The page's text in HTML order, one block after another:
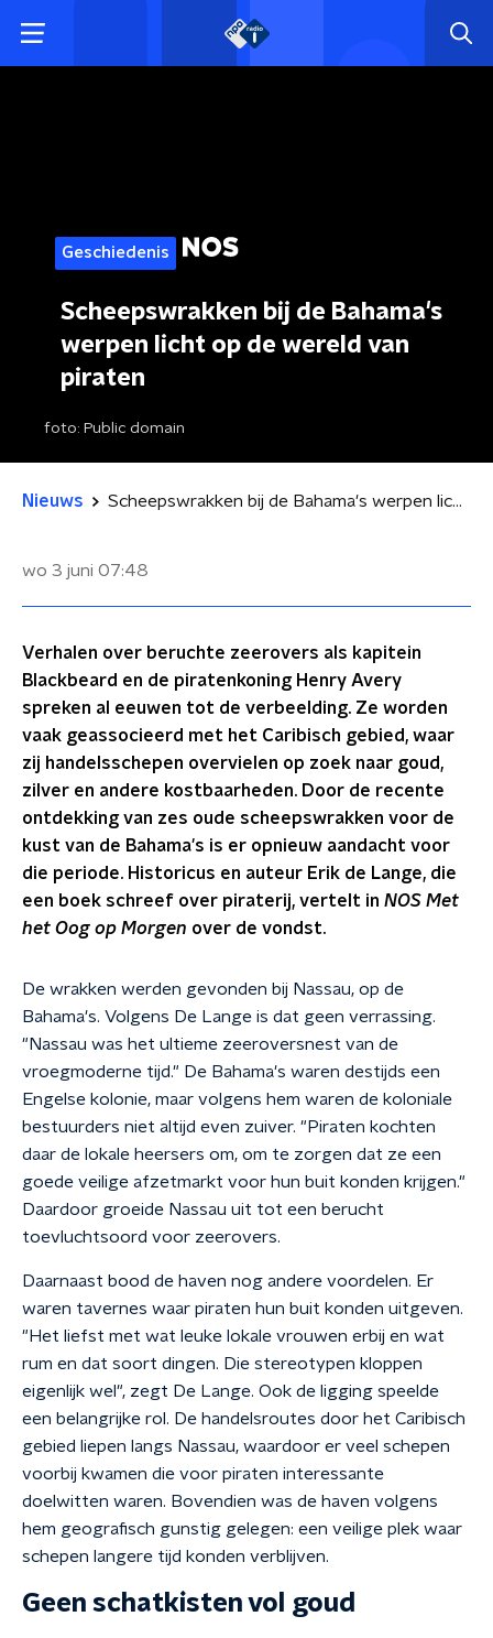
Geschiedenis
Scheepswrakken bij de Bahama's
werpen licht op de wereld van
piraten
foto: Public domain
Nieuws Scheepswrakken bij de Bahama's werpen licht op de wereld van piraten
wo 3 juni 07:48
Verhalen over beruchte zeerovers als kapitein
Blackbeard en de piratenkoning Henry Avery
spreken al eeuwen tot de verbeelding. Ze worden
vaak geassocieerd met het Caribisch gebied, waar
zij handelsschepen overvielen op zoek naar goud,
zilver en andere kostbaarheden. Door de recente
ontdekking van zes oude scheepswrakken voor de
kust van de Bahama's is er opnieuw aandacht voor
die periode. Historicus en auteur Erik de Lange, die
een boek schreef over piraterij, vertelt in NOS Met
het Oog op Morgen over de vondst.
De wrakken werden gevonden bij Nassau, op de
Bahama's. Volgens De Lange is dat geen verrassing.
"Nassau was het ultieme zeeroversnest van de
vroegmoderne tijd." De Bahama's waren destijds een
Engelse kolonie, maar volgens hem waren de koloniale
bestuurders niet altijd even zuiver. "Piraten kochten
daar de lokale heersers om, om te zorgen dat ze een
goede veilige afzetmarkt voor hun buit konden krijgen."
Daardoor groeide Nassau uit tot een berucht
toevluchtsoord voor zeerovers.
Daarnaast bood de haven nog andere voordelen. Er
waren tavernes waar piraten hun buit konden uitgeven.
"Het liefst met wat leuke lokale vrouwen erbij en wat
rum en dat soort dingen. Die stereotypen kloppen
eigenlijk wel", zegt De Lange. Ook de ligging speelde
een belangrijke rol. De handelsroutes door het Caribisch
gebied liepen langs Nassau, waardoor er veel schepen
voorbij kwamen die voor piraten interessante
doelwitten waren. Bovendien was de haven volgens
hem geografisch gunstig gelegen: een veilige plek waar
schepen langere tijd konden verblijven.
Geen schatkisten vol goud